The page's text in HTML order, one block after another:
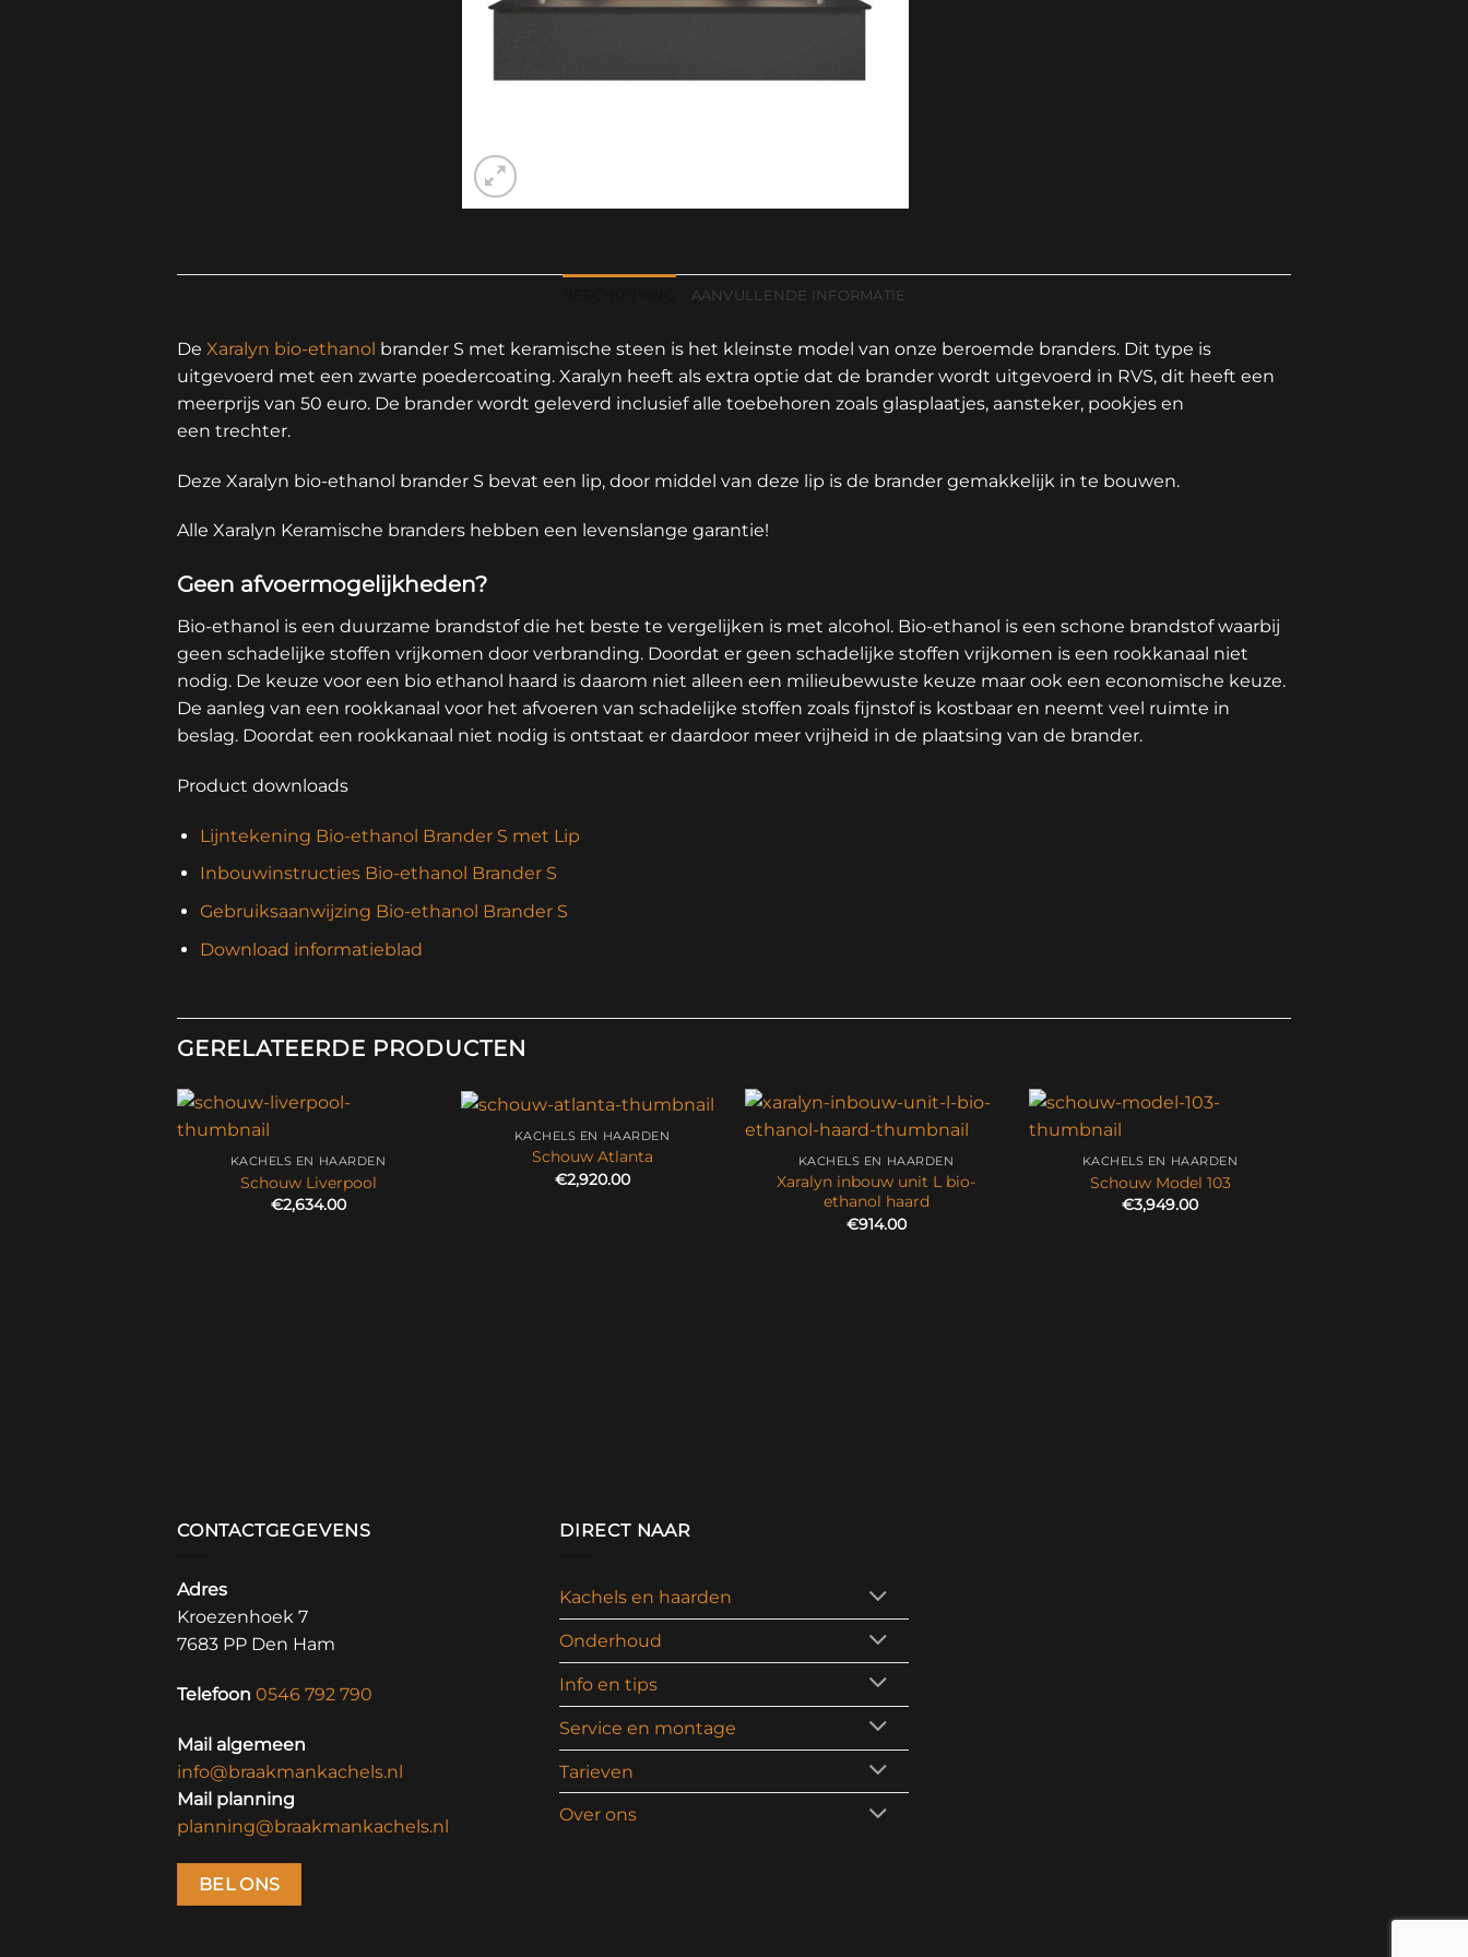
AANVULLENDE INFORMATIE
De Xaralyn bio-ethanol brander S met keramische steen is het kleinste model van onze beroemde branders. Dit type is
uitgevoerd met een zwarte poedercoating. Xaralyn heeft als extra optie dat de brander wordt uitgevoerd in RVS, dit heeft een
meerprijs van 50 euro. De brander wordt geleverd inclusief alle toebehoren zoals glasplaatjes, aansteker, pookjes en
een trechter.
Deze Xaralyn bio-ethanol brander S bevat een lip, door middel van deze lip is de brander gemakkelijk in te bouwen.
Alle Xaralyn Keramische branders hebben een levenslange garantie!
Geen afvoermogelijkheden?
Bio-ethanol is een duurzame brandstof die het beste te vergelijken is met alcohol. Bio-ethanol is een schone brandstof waarbij
geen schadelijke stoffen vrijkomen door verbranding. Doordat er geen schadelijke stoffen vrijkomen is een rookkanaal niet
nodig. De keuze voor een bio ethanol haard is daarom niet alleen een milieubewuste keuze maar ook een economische keuze.
De aanleg van een rookkanaal voor het afvoeren van schadelijke stoffen zoals fijnstof is kostbaar en neemt veel ruimte in
beslag. Doordat een rookkanaal niet nodig is ontstaat er daardoor meer vrijheid in de plaatsing van de brander.
Product downloads
Lijntekening Bio-ethanol Brander S met Lip
Inbouwinstructies Bio-ethanol Brander S
Gebruiksaanwijzing Bio-ethanol Brander S
Download informatieblad
GERELATEERDE PRODUCTEN
KACHELS EN HAARDEN
Schouw Liverpool
€2,634.00
KACHELS EN HAARDEN
Schouw Atlanta
€2,920.00
KACHELS EN HAARDEN
Xaralyn inbouw unit L bio-
ethanol haard
€914.00
KACHELS EN HAARDEN
Schouw Model 103
€3,949.00
CONTACTGEGEVENS
Adres
Kroezenhoek 7
7683 PP Den Ham
Telefoon 0546 792 790
Mail algemeen
info@braakmankachels.nl
Mail planning
planning@braakmankachels.nl
BEL ONS
DIRECT NAAR
Kachels en haarden
Onderhoud
Info en tips
Service en montage
Tarieven
Over ons